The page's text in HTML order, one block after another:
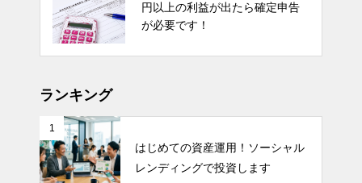
円以上の利益が出たら確定申告
が必要です！
ランキング
1
はじめての資産運用！ソーシャル
レンディングで投資します